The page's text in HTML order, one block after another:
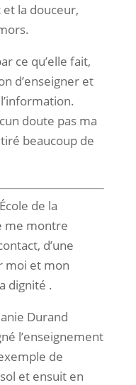
et la douceur,
ce qu’elle fait,
d’enseigner et
doute pas ma
beaucoup de
de la
me montre
d’une
moi et mon
dignité .
Durand
l’enseignement
de
et ensuit en